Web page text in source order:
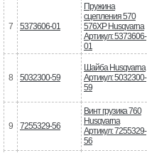
7 5373606-01
Пружина
сцепления 570
576XP Husqvarna
Артикул: 5373606-
01
8 5032300-59
Шайба Husqvarna
Артикул: 5032300-
59
9 7255329-56
Винт грузика 760
Husqvarna
Артикул: 7255329-
56